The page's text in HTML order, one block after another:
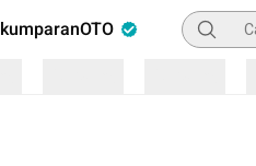
kumparanOTO